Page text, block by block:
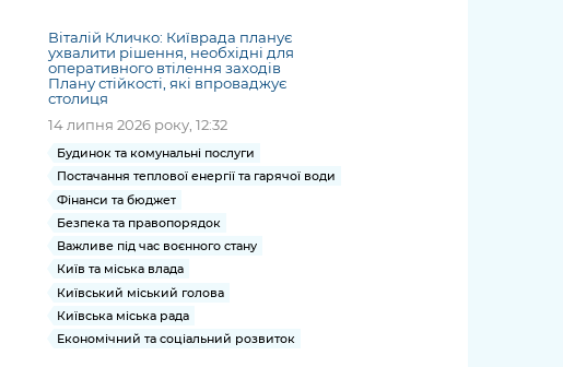
Віталій Кличко: Київрада планує
ухвалити рішення, необхідні для
оперативного втілення заходів
Плану стійкості, які впроваджує
столиця
14 липня 2026 року, 12:32
Будинок та комунальні послуги
Постачання теплової енергії та гарячої води
Фінанси та бюджет
Безпека та правопорядок
Важливе під час воєнного стану
Київ та міська влада
Київський міський голова
Київська міська рада
Економічний та соціальний розвиток